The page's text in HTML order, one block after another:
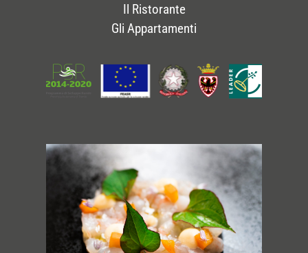
Il Ristorante
Gli Appartamenti